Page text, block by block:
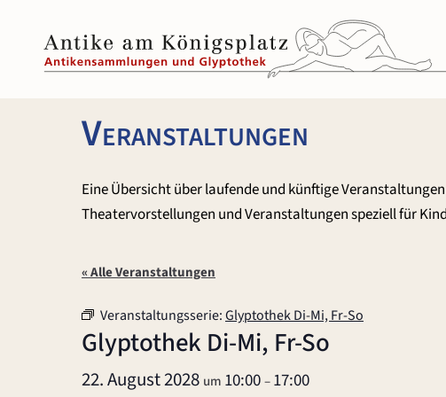
springen
Veranstaltungen
Eine Übersicht über laufende und künftige
Theatervorstellungen und Veranstaltungen speziell für
« Alle Veranstaltungen
Veranstaltungsserie:Glyptothek Di-Mi, Fr-So
Glyptothek Di-Mi, Fr-So
22. August 2028 um 10:00–17:00